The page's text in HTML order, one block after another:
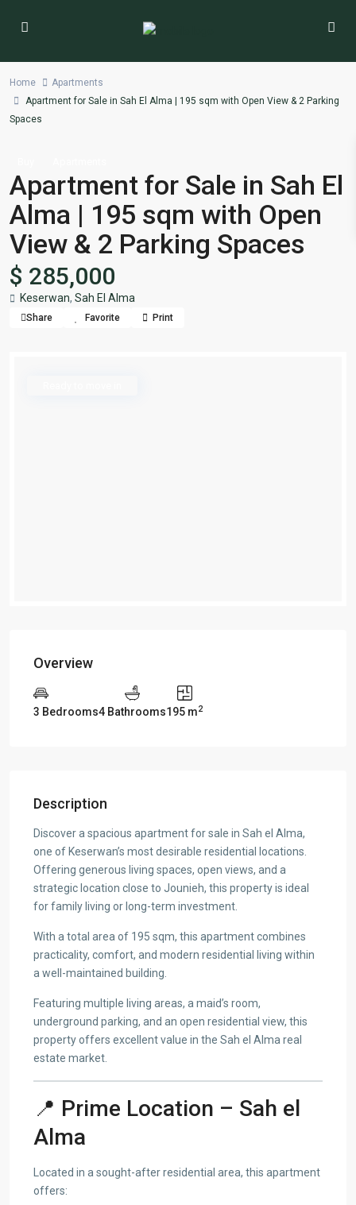
Home
Apartments
Apartment for Sale in Sah El Alma | 195 sqm with Open View & 2 Parking
Spaces
Apartment for Sale in Sah El
Alma | 195 sqm with Open
View & 2 Parking Spaces
$ 285,000
Keserwan, Sah El Alma
Share Favorite Print
Overview
3 Bedrooms4 Bathrooms195 m2
Description
Discover a spacious apartment for sale in Sah el Alma,
one of Keserwan’s most desirable residential locations.
Offering generous living spaces, open views, and a
strategic location close to Jounieh, this property is ideal
for family living or long-term investment.
With a total area of 195 sqm, this apartment combines
practicality, comfort, and modern residential living within
a well-maintained building.
Featuring multiple living areas, a maid’s room,
underground parking, and an open residential view, this
property offers excellent value in the Sah el Alma real
estate market.
📍 Prime Location – Sah el
Alma
Located in a sought-after residential area, this apartment
offers: